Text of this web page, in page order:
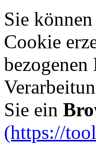
Sie
Cookie
Sie ein
(https://